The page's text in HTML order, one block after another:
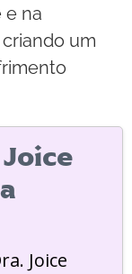
e na
um
Joice